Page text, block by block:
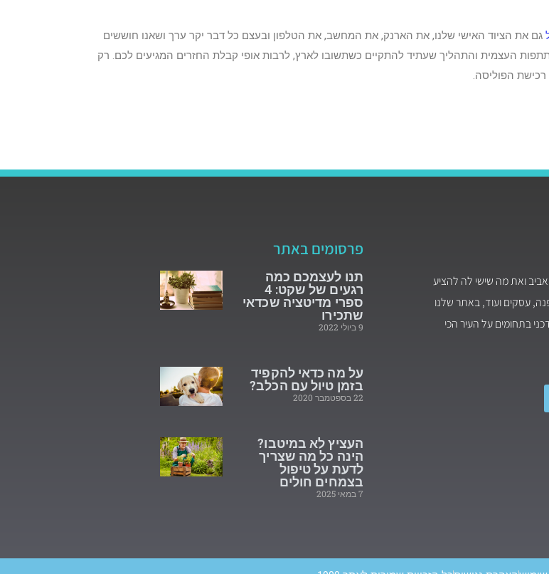
גם את הציוד האישי שלנו, את הארנק, את המחשב, את הטלפון ובעצם כל דבר יקר ערך ושאנו חוששים
העצמית והתהליך שעתיד להתקיים כשתשובו לארץ, לרבות אופי קבלת החזרים המגיעים לכם. רק
הפוליסה.
ואת מה שישי לה להציע
עסקים ועוד, באתר שלנו
בתחומים על העיר הכי
פרסומים באתר
תנו לעצמכם כמה
רגעים של שקט: 4
ספרי מדיטציה שכדאי
שתכירו
9 ביולי 2022
על מה כדאי להקפיד
בזמן טיול עם הכלב?
22 בספטמבר 2020
העציץ לא במיטבו?
הינה כל מה שצריך
לדעת על טיפול
בצמחים חולים
7 במאי 2025